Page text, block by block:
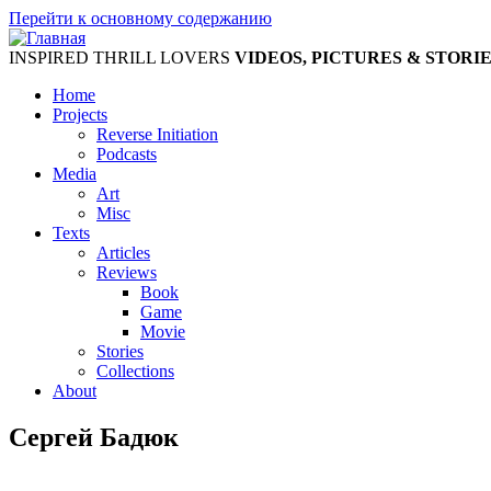
Перейти к основному содержанию
INSPIRED THRILL LOVERS VIDEOS, PICTURES &
Home
Projects
Reverse Initiation
Podcasts
Media
Art
Misc
Texts
Articles
Reviews
Book
Game
Movie
Stories
Collections
About
Сергей Бадюк